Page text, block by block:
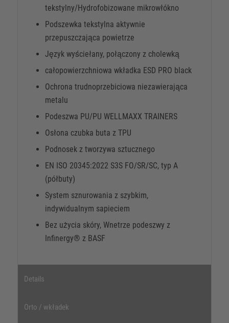
tekstylny/Hydrofobizowane mikrowłókno
Podszewka tekstylna aktywnie
przepuszczająca powietrze
Język wyściełany, połączony z cholewką
całopowierzchniowa wkładka ESD PRO black
Ochrona trudnoprzebiciowa niezawierająca
metalu
Podeszwa PU/PU WELLMAXX TRAINERS
Osłona czubka buta z TPU
Podnosek z tworzywa sztucznego
EN ISO 20345:2022 S3S FO/SR/SC, typ A
(półbuty)
System sznurowania z szybkim,
indywidualnym sapieciem
Bez użycia skóry, Wnetrze podeszwy z
Infinergy® z BASF
Details
Orto / wkładek